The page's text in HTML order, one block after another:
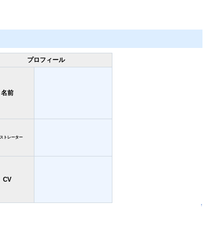
プロフィール
名前
トレーター
CV
↑